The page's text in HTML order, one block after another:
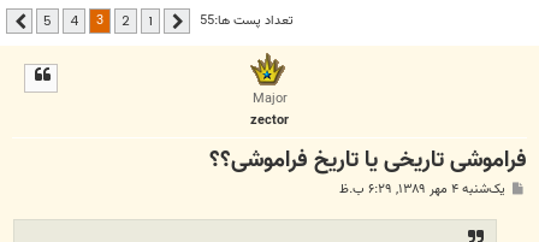
تعداد پست ها:55 قبلی 2
3
4
5 بعدی
Major
zector
فراموشی تاریخی یا تاریخ فراموشی؟؟
پ یک‌شنبه ۴ مهر ۱۳۸۹, ۶:۲۹ ب.ظ